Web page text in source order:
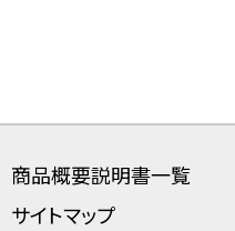
商品概要説明書一覧
サイトマップ